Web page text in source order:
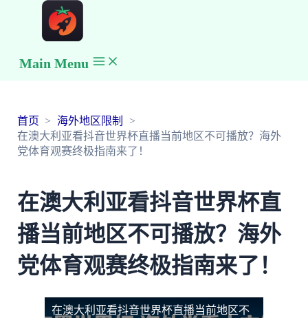
Main Menu
首页
海外地区限制
在澳大利亚看抖音世界杯直播当前地区不可播放？海外
党体育观赛终极指南来了！
在澳大利亚看抖音世界杯直
播当前地区不可播放？海外
党体育观赛终极指南来了！
在澳大利亚看抖音世界杯直播当前地区不